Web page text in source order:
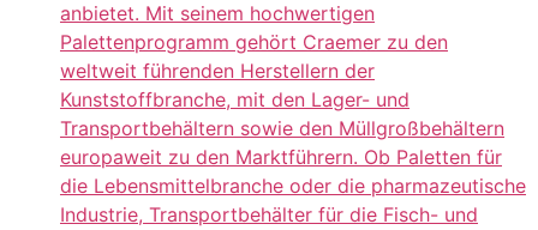
anbietet. Mit seinem hochwertigen
Palettenprogramm gehört Craemer zu den
weltweit führenden Herstellern der
Kunststoffbranche, mit den Lager- und
Transportbehältern sowie den Müllgroßbehältern
europaweit zu den Marktführern. Ob Paletten für
die Lebensmittelbranche oder die pharmazeutische
Industrie, Transportbehälter für die Fisch- und